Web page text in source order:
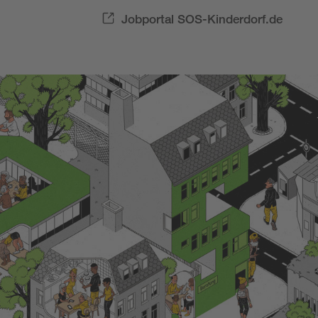
Jobportal SOS-Kinderdorf.de